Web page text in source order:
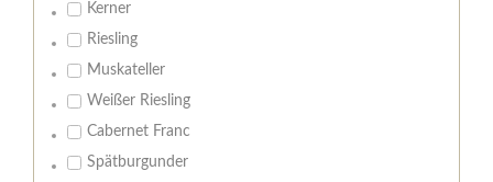
Kerner
Riesling
Muskateller
Weißer Riesling
Cabernet Franc
Spätburgunder